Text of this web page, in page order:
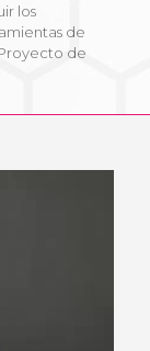
los
de
de